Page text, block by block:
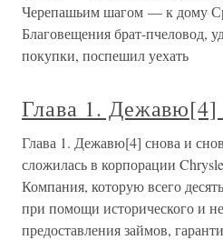
Черепашьим шагом — к дому
Благовещения брат-пчеловод,
покупки, поспешил уехать
Глава 1. Дежавю[4]
Глава 1. Дежавю[4] снова и
сложилась в корпорации
Компания, которую всего
при помощи исторического и
предоставления займов,